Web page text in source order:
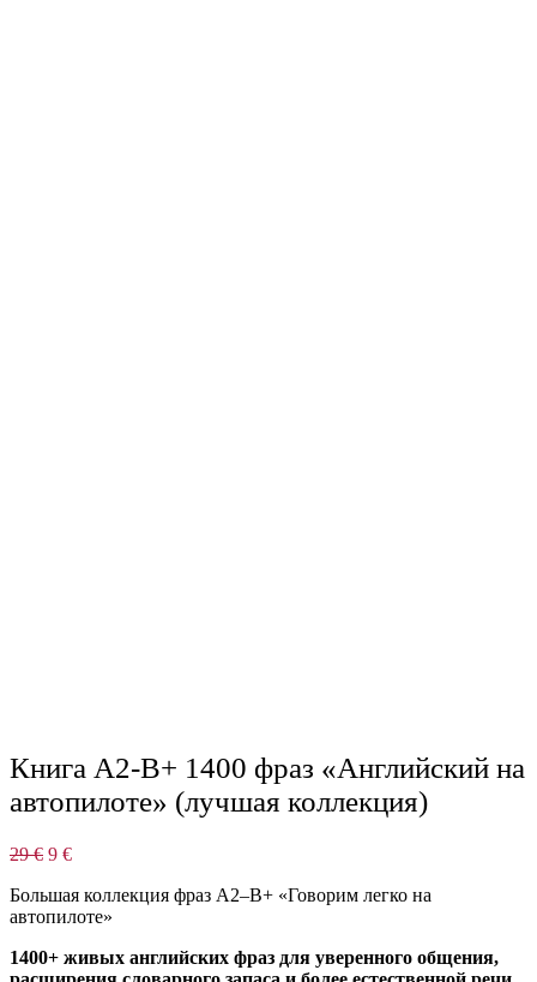
Книга А2-В+ 1400 фраз «Английский на
автопилоте» (лучшая коллекция)
29€ Первоначальная
составляла
29 €.
9 €Текущая
9 €.
Большая коллекция фраз A2–B+ «Говорим легко на
автопилоте»
1400+ живых английских фраз для уверенного общения,